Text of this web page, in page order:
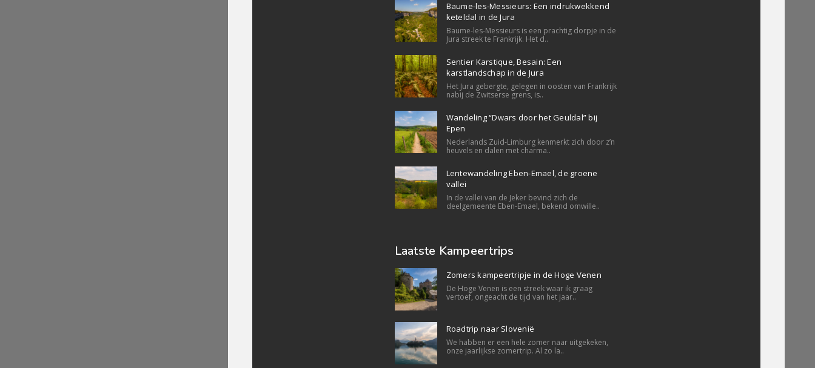
Baume-les-Messieurs: Een indrukwekkend
keteldal in de Jura
Baume-les-Messieurs is een prachtig dorpje in de
Jura streek te Frankrijk. Het d..
Sentier Karstique, Besain: Een
karstlandschap in de Jura
Het Jura gebergte, gelegen in oosten van Frankrijk
nabij de Zwitserse grens, is..
Wandeling “Dwars door het Geuldal” bij
Epen
Nederlands Zuid-Limburg kenmerkt zich door z’n
heuvels en dalen met charma..
Lentewandeling Eben-Emael, de groene
vallei
In de vallei van de Jeker bevind zich de
deelgemeente Eben-Emael, bekend omwille..
Laatste Kampeertrips
Zomers kampeertripje in de Hoge Venen
De Hoge Venen is een streek waar ik graag
vertoef, ongeacht de tijd van het jaar..
Roadtrip naar Slovenië
We habben er een hele zomer naar uitgekeken,
onze jaarlijkse zomertrip. Al zo la..